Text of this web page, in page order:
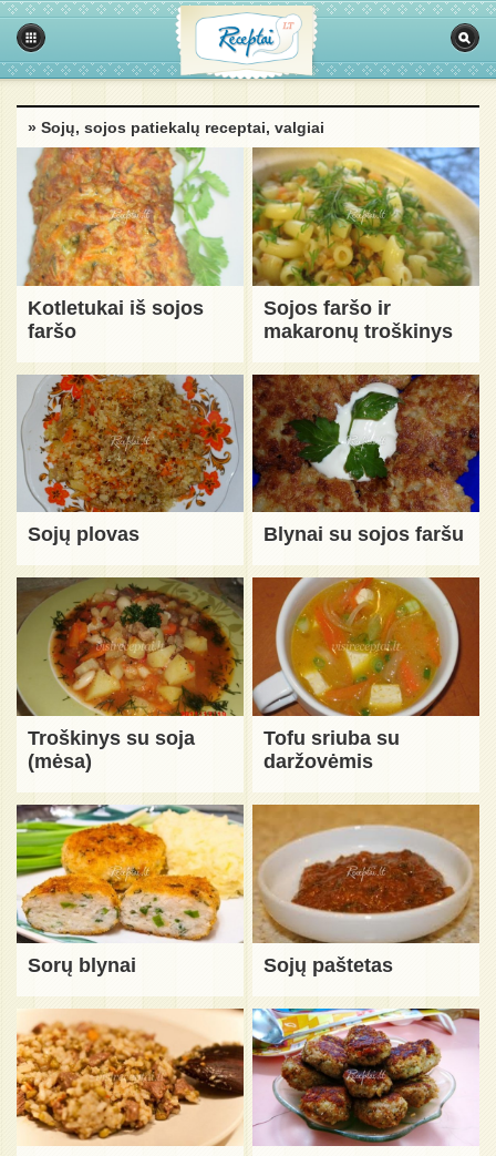
» Sojų, sojos patiekalų receptai, valgiai
Kotletukai iš sojos
faršo
Sojos faršo ir
makaronų troškinys
Sojų plovas Blynai su sojos faršu
Troškinys su soja
(mėsa)
Tofu sriuba su
daržovėmis
Sorų blynai Sojų paštetas